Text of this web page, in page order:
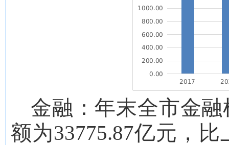
金融：年末全市金
额为33775.87亿元，比